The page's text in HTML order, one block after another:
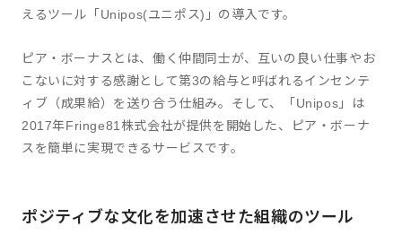
えるツール「Unipos(ユニポス)」の導入です。
ピア・ボーナスとは、働く仲間同士が、互いの良い仕事やお
こないに対する感謝として第3の給与と呼ばれるインセンテ
ィブ（成果給）を送り合う仕組み。そして、「Unipos」は
2017年Fringe81株式会社が提供を開始した、ピア・ボーナ
スを簡単に実現できるサービスです。
ポジティブな文化を加速させた組織のツール